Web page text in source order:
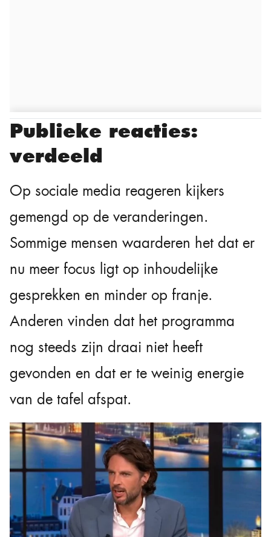
Publieke reacties:
verdeeld
Op sociale media reageren kijkers
gemengd op de veranderingen.
Sommige mensen waarderen het dat er
nu meer focus ligt op inhoudelijke
gesprekken en minder op franje.
Anderen vinden dat het programma
nog steeds zijn draai niet heeft
gevonden en dat er te weinig energie
van de tafel afspat.